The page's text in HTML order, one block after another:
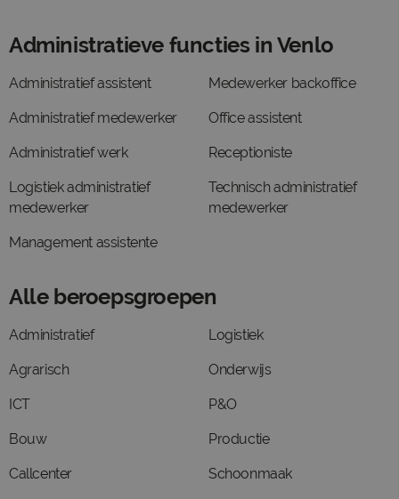
Administratieve functies in Venlo
Administratief assistent
Administratief medewerker
Administratief werk
Logistiek administratief
medewerker
Management assistente
Medewerker backoffice
Office assistent
Receptioniste
Technisch administratief
medewerker
Alle beroepsgroepen
Administratief
Agrarisch
ICT
Bouw
Callcenter
Logistiek
Onderwijs
P&O
Productie
Schoonmaak